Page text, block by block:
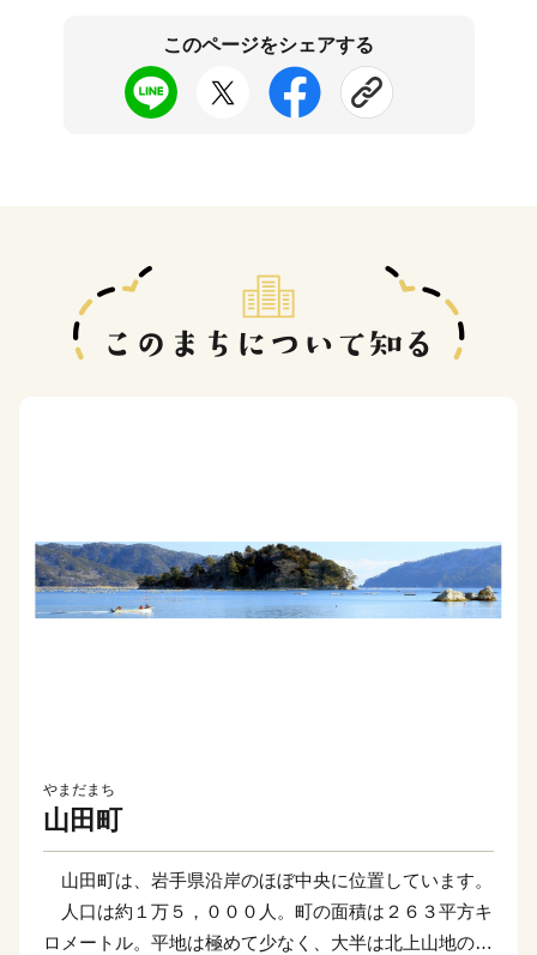
このページをシェアする
やまだまち
山田町
山田町は、岩手県沿岸のほぼ中央に位置しています。
人口は約１万５，０００人。町の面積は２６３平方キ
ロメートル。平地は極めて少なく、大半は北上山地の山